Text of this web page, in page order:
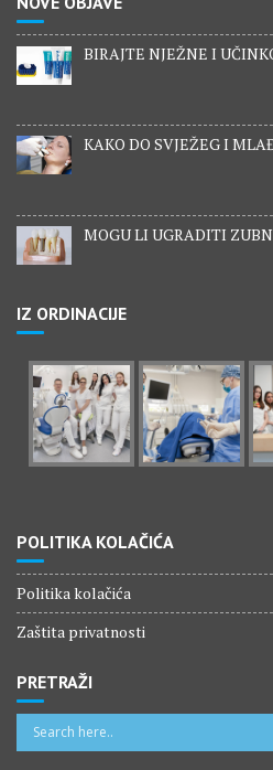
BIRAJTE NJEŽNE I
KAKO DO SVJEŽEG I
MOGU LI UGRADITI
IZ ORDINACIJE
POLITIKA KOLAČIĆA
Politika kolačića
Zaštita privatnosti
PRETRAŽI